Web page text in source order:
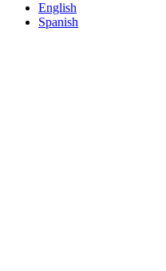
English
Spanish